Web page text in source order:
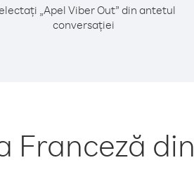
„Apel Viber Out” din antetul
conversației
Franceză din